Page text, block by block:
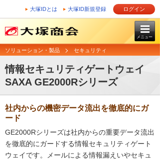
大塚IDとは 大塚ID新規登録 ログイン
メニュー
ソリューション・製品 セキュリティ
情報セキュリティゲートウェイ
SAXA GE2000Rシリーズ
社内からの機密データ流出を徹底的にガ
ード
GE2000Rシリーズは社内からの重要データ流出
を徹底的にガードする情報セキュリティゲート
ウェイです。メールによる情報漏えいやセキュ